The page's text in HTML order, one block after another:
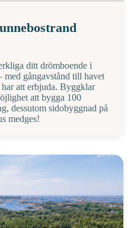
ditt drömboende i
med gångavstånd till havet
att erbjuda. Byggklar
att bygga 100
dessutom sidobyggnad på
medges!